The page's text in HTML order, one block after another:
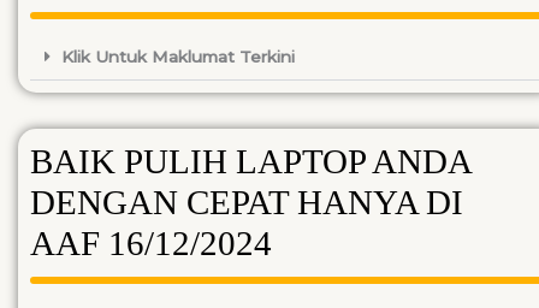
Klik Untuk Maklumat Terkini
BAIK PULIH LAPTOP ANDA
DENGAN CEPAT HANYA DI
AAF 16/12/2024